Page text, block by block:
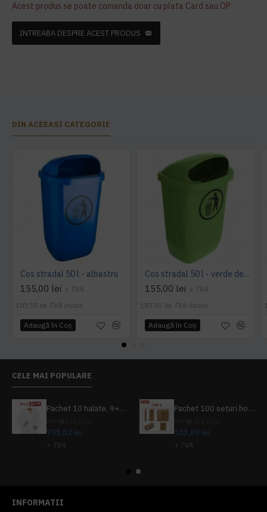
Acest produs se poate comanda doar cu plata Card sau OP
INTREABA DESPRE ACEST PRODUS
DIN ACEEASI CATEGORIE
Cos stradal 50 l - albastru
155,00 lei + TVA
187,55 lei TVA inclus
Adaugă în Coş
Cos stradal 50 l - verde deschis
155,00 lei + TVA
187,55 lei TVA inclus
Adaugă în Coş
CELE MAI POPULARE
Pachet 10 halate, 9+1 gratuit
755,82 lei
+ TVA
Pachet 100 seturi hoteliere, set dentar, set barbierit, casca de dus, pila unghii, set cusut
533,69 lei
+ TVA
INFORMATII